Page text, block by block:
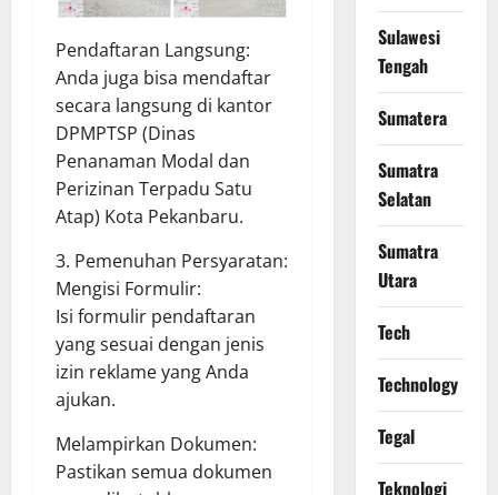
Pendaftaran Langsung:
Anda juga bisa mendaftar
secara langsung di kantor
DPMPTSP (Dinas
Penanaman Modal dan
Perizinan Terpadu Satu
Atap) Kota Pekanbaru.
3. Pemenuhan Persyaratan:
Mengisi Formulir:
Isi formulir pendaftaran
yang sesuai dengan jenis
izin reklame yang Anda
ajukan.
Melampirkan Dokumen:
Pastikan semua dokumen
Sulawesi
Tengah
Sumatera
Sumatra
Selatan
Sumatra
Utara
Tech
Technology
Tegal
Teknologi